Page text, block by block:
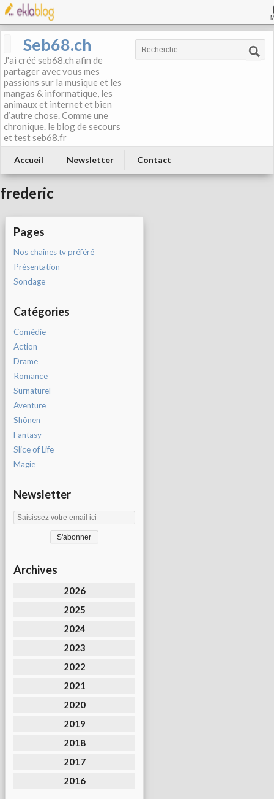
Seb68.ch
J'ai créé seb68.ch afin de
partager avec vous mes
passions sur la musique et les
mangas & informatique, les
animaux et internet et bien
d’autre chose. Comme une
chronique. le blog de secours
et test seb68.fr
Accueil Newsletter Contact
frederic
Pages
Nos chaînes tv préféré
Présentation
Sondage
Catégories
Comédie
Action
Drame
Romance
Surnaturel
Aventure
Shônen
Fantasy
Slice of Life
Magie
Newsletter
Archives
2026
2025
2024
2023
2022
2021
2020
2019
2018
2017
2016